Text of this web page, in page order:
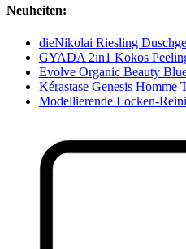
Neuheiten:
dieNikolai Riesling
GYADA 2in1 Kokos
Evolve Organic Beauty
Kérastase Genesis Homme
Modellierende Locken-